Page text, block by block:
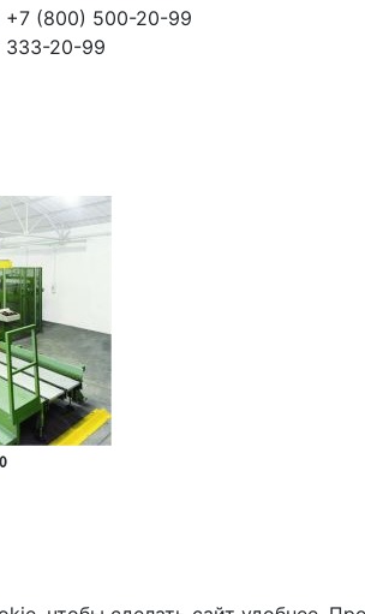
+7 (800) 500-20-99
333-20-99